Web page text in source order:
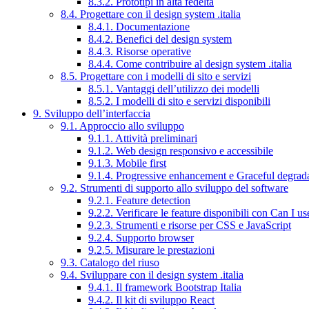
8.4. Progettare con il design system .italia
8.4.1. Documentazione
8.4.2. Benefici del design system
8.4.3. Risorse operative
8.4.4. Come contribuire al design system .italia
8.5. Progettare con i modelli di sito e servizi
8.5.1. Vantaggi dell’utilizzo dei modelli
8.5.2. I modelli di sito e servizi disponibili
9. Sviluppo dell’interfaccia
9.1. Approccio allo sviluppo
9.1.1. Attività preliminari
9.1.2. Web design responsivo e accessibile
9.1.3. Mobile first
9.1.4. Progressive enhancement e Graceful
9.2. Strumenti di supporto allo sviluppo del software
9.2.1. Feature detection
9.2.2. Verificare le feature disponibili con Can I
9.2.3. Strumenti e risorse per CSS e JavaScript
9.2.4. Supporto browser
9.2.5. Misurare le prestazioni
9.3. Catalogo del riuso
9.4. Sviluppare con il design system .italia
9.4.1. Il framework Bootstrap Italia
9.4.2. Il kit di sviluppo React